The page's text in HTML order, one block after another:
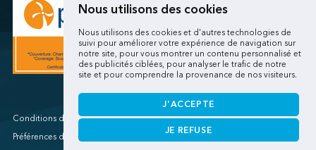
Nous utilisons des cookies
Nous utilisons des cookies et d'autres technologies de
suivi pour améliorer votre expérience de navigation sur
notre site, pour vous montrer un contenu personnalisé et
des publicités ciblées, pour analyser le trafic de notre
site et pour comprendre la provenance de nos visiteurs.
J'ACCEPTE
JE REFUSE
Conditions d'utilisations/Renseignements personnels
Préférences de cookies